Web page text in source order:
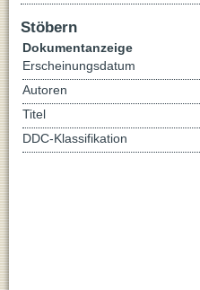
Stöbern
Dokumentanzeige
Erscheinungsdatum
Autoren
Titel
DDC-Klassifikation